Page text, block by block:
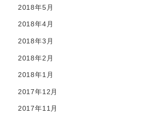
2018年5月
2018年4月
2018年3月
2018年2月
2018年1月
2017年12月
2017年11月